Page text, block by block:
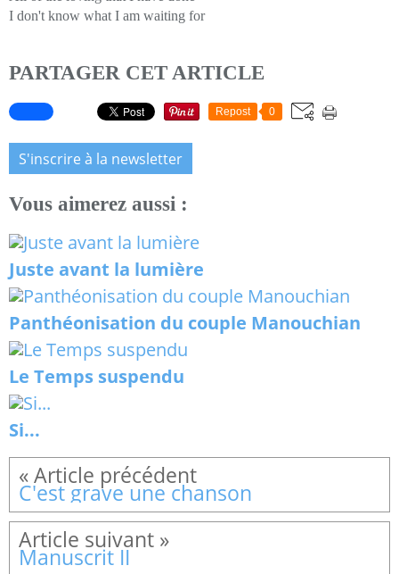
I don't know what I am waiting for
PARTAGER CET ARTICLE
Repost 0
S'inscrire à la newsletter
Vous aimerez aussi :
Juste avant la lumière
Panthéonisation du couple Manouchian
Le Temps suspendu
Si...
C'est grave une chanson
Manuscrit II